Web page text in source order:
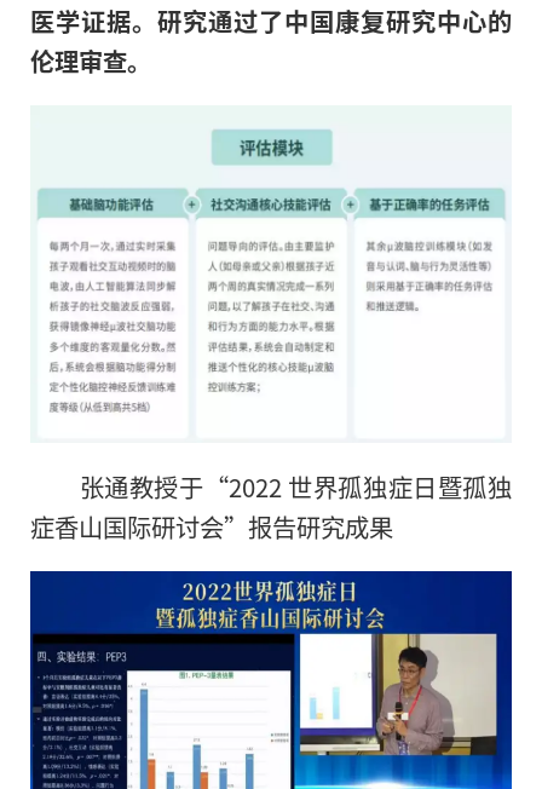
医学证据。研究通过了中国康复研究中心的
伦理审查。
张通教授于“2022 世界孤独症日暨孤独
症香山国际研讨会”报告研究成果